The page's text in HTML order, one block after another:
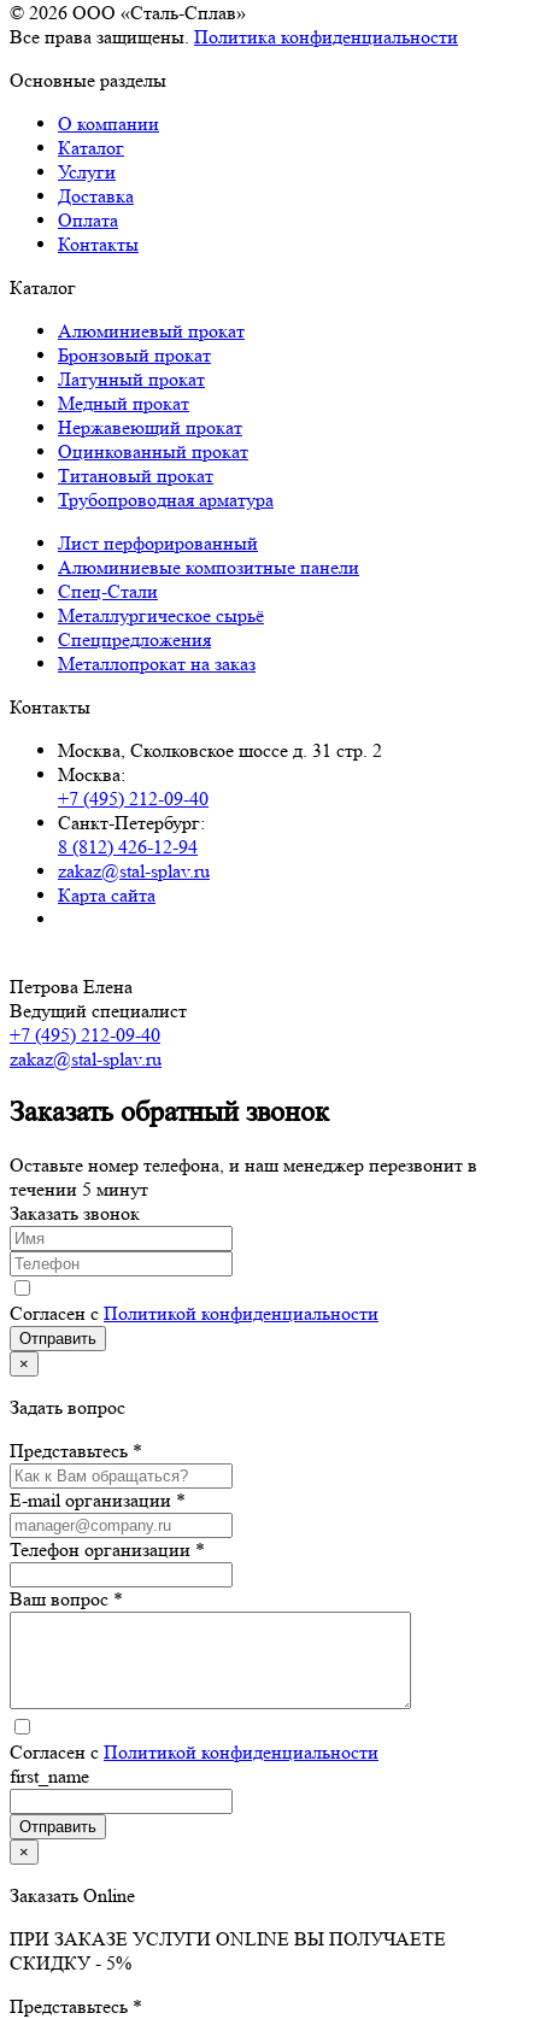
© 2026 OOO «Сталь-Сплав»
Все права защищены. Политика конфиденциальности
Основные разделы
О компании
Каталог
Услуги
Доставка
Оплата
Контакты
Каталог
Алюминиевый прокат
Бронзовый прокат
Латунный прокат
Медный прокат
Нержавеющий прокат
Оцинкованный прокат
Титановый прокат
Трубопроводная арматура
Лист перфорированный
Алюминиевые композитные панели
Спец-Стали
Металлургическое сырьё
Спецпредложения
Металлопрокат на заказ
Контакты
Москва, Сколковское шоссе д. 31 стр. 2
Москва:
+7 (495) 212-09-40
Санкт-Петербург:
8 (812) 426-12-94
zakaz@stal-splav.ru
Карта сайта
Петрова Елена
Ведущий специалист
+7 (495) 212-09-40
zakaz@stal-splav.ru
Заказать обратный звонок
Оставьте номер телефона, и наш менеджер перезвонит в
течении 5 минут
Заказать звонок
Согласен с Политикой конфиденциальности
×
Задать вопрос
Представьтесь *
E-mail организации *
Телефон организации *
Ваш вопрос *
Согласен с Политикой конфиденциальности
first_name
×
Заказать Online
ПРИ ЗАКАЗЕ УСЛУГИ ONLINE ВЫ ПОЛУЧАЕТЕ
СКИДКУ - 5%
Представьтесь *